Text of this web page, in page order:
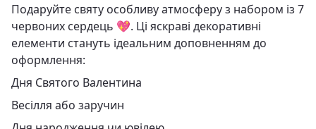
Подаруйте святу особливу атмосферу з набором із 7
червоних сердець 💖. Ці яскраві декоративні
елементи стануть ідеальним доповненням до
оформлення:
Дня Святого Валентина
Весілля або заручин